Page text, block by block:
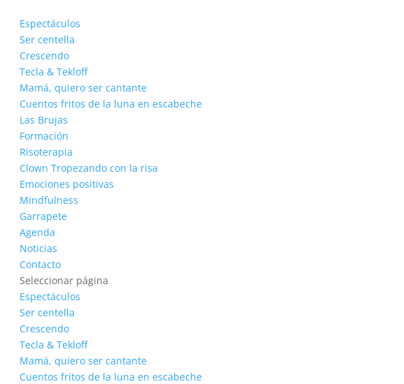
Espectáculos
Ser centella
Crescendo
Tecla & Tekloff
Mamá, quiero ser cantante
Cuentos fritos de la luna en escabeche
Las Brujas
Formación
Risoterapia
Clown Tropezando con la risa
Emociones positivas
Mindfulness
Garrapete
Agenda
Noticias
Contacto
Seleccionar página
Espectáculos
Ser centella
Crescendo
Tecla & Tekloff
Mamá, quiero ser cantante
Cuentos fritos de la luna en escabeche